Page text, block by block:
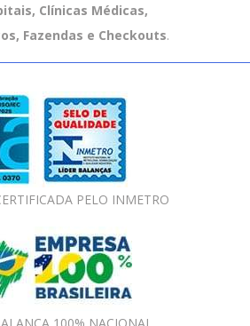
Clínicas Médicas,
Fazendas e Checkouts.
PELO INMETRO